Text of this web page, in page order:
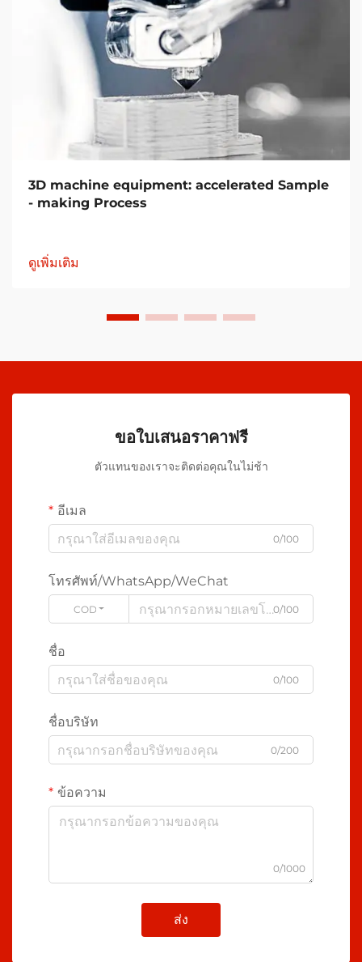
3D machine equipment: accelerated Sample
- making Process
ดูเพิ่มเติม
ขอใบเสนอราคาฟรี
ตัวแทนของเราจะติดต่อคุณในไม่ช้า
อีเมล
0/100
โทรศัพท์/WhatsApp/WeChat
CODE 0/100
ชื่อ
0/100
ชื่อบริษัท
0/200
ข้อความ
0/1000
ส่ง